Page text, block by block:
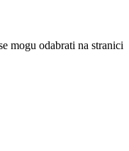
mogu odabrati na stranici